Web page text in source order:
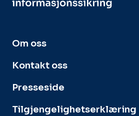
Om oss
Kontakt oss
Presseside
Tilgjengelighetserklæring